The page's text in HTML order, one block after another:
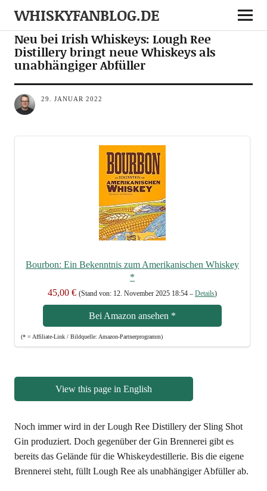
WHISKYFANBLOG.DE
NEWS NOTES
Neu bei Irish Whiskeys: Lough Ree
Distillery bringt neue Whiskeys als
unabhängiger Abfüller
29. JANUAR 2022
Bour­bon: Ein Bekennt­nis zum Ame­ri­ka­ni­schen Whis­key
*
45,00 € (Stand von: 12. Novem­ber 2025 18:54 – Details)
Bei Ama­zon anse­hen *
(* = Affi­lia­te-Link / Bild­quel­le: Amazon-Partnerprogramm)
View this page in English
Noch immer wird in der Lough Ree Distil­lery der Sling Shot
Gin pro­du­ziert. Doch gegen­über der Gin Bren­ne­rei gibt es
bereits das Gelän­de für die Whis­key­de­stil­le­rie. Bis die eige­ne
Bren­ne­rei steht, füllt Lough Ree als unab­hän­gi­ger Abfül­ler ab.